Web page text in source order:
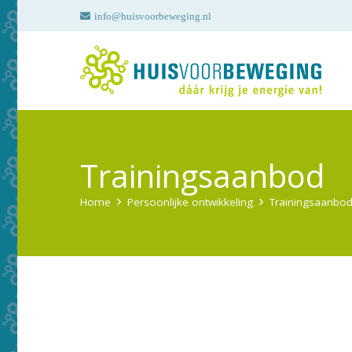
info@huisvoorbeweging.nl
Trainingsaanbod
Home Persoonlijke ontwikkeling Trainingsaanbod